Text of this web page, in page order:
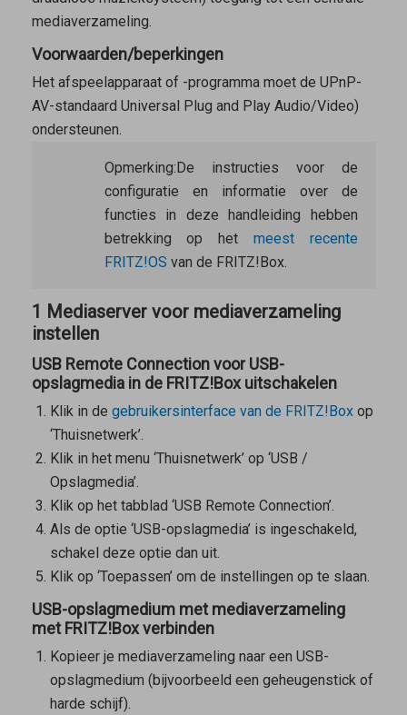
mediaverzameling.
Voorwaarden/beperkingen
Het afspeelapparaat of -programma moet de UPnP-
AV-standaard Universal Plug and Play Audio/Video)
ondersteunen.
Opmerking: De instructies voor de
configuratie en informatie over de
functies in deze handleiding hebben
betrekking op het meest recente
FRITZ!OS van de FRITZ!Box.
1 Mediaserver voor mediaverzameling
instellen
USB Remote Connection voor USB-
opslagmedia in de FRITZ!Box uitschakelen
Klik in de gebruikersinterface van de FRITZ!Boxop
‘Thuisnetwerk’.
Klik in het menu ‘Thuisnetwerk’ op ‘USB /
Opslagmedia’.
Klik op het tabblad ‘USB Remote Connection’.
Als de optie ‘USB-opslagmedia’ is ingeschakeld,
schakel deze optie dan uit.
Klik op ‘Toepassen’ om de instellingen op te slaan.
USB-opslagmedium met mediaverzameling
met FRITZ!Box verbinden
Kopieer je mediaverzameling naar een USB-
opslagmedium (bijvoorbeeld een geheugenstick of
harde schijf).